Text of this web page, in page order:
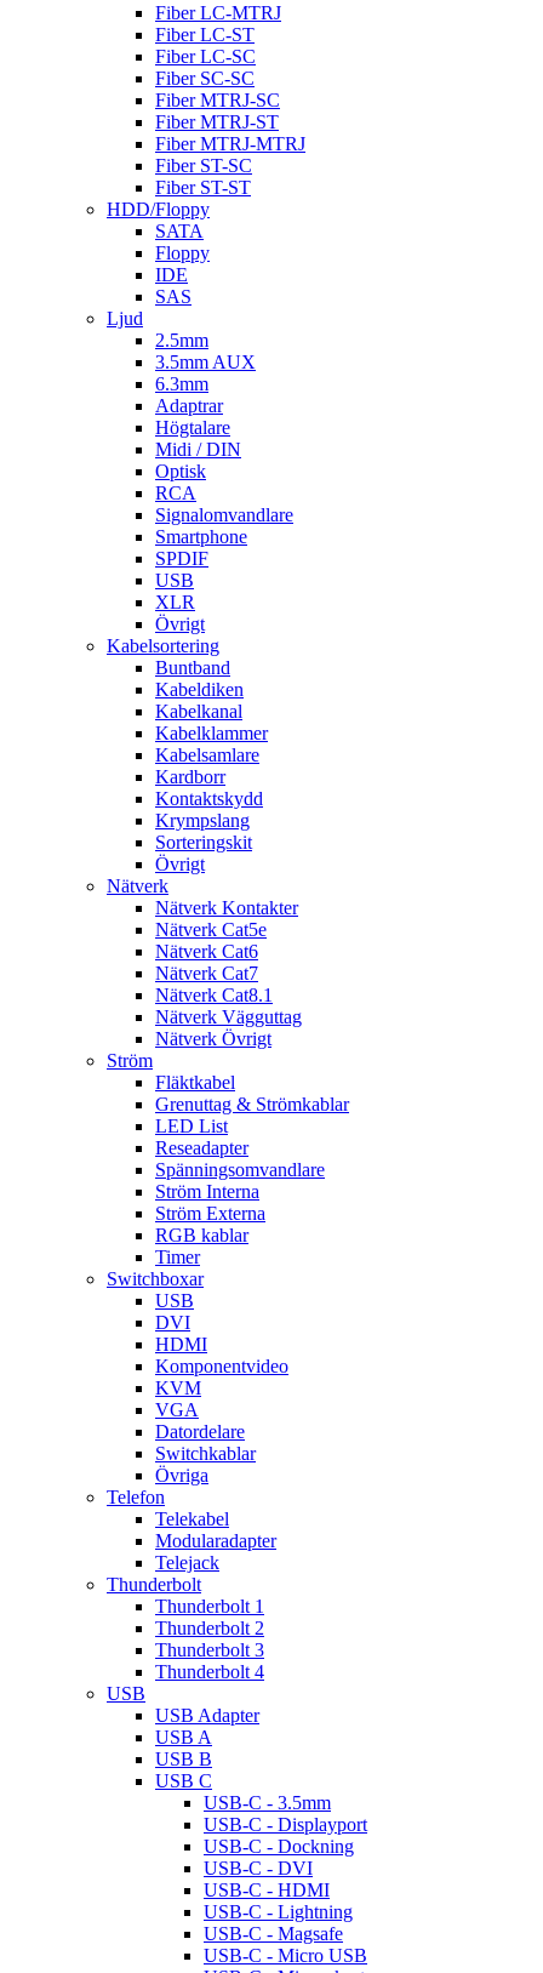
Fiber LC-MTRJ
Fiber LC-ST
Fiber LC-SC
Fiber SC-SC
Fiber MTRJ-SC
Fiber MTRJ-ST
Fiber MTRJ-MTRJ
Fiber ST-SC
Fiber ST-ST
HDD/Floppy
SATA
Floppy
IDE
SAS
Ljud
2.5mm
3.5mm AUX
6.3mm
Adaptrar
Högtalare
Midi / DIN
Optisk
RCA
Signalomvandlare
Smartphone
SPDIF
USB
XLR
Övrigt
Kabelsortering
Buntband
Kabeldiken
Kabelkanal
Kabelklammer
Kabelsamlare
Kardborr
Kontaktskydd
Krympslang
Sorteringskit
Övrigt
Nätverk
Nätverk Kontakter
Nätverk Cat5e
Nätverk Cat6
Nätverk Cat7
Nätverk Cat8.1
Nätverk Vägguttag
Nätverk Övrigt
Ström
Fläktkabel
Grenuttag & Strömkablar
LED List
Reseadapter
Spänningsomvandlare
Ström Interna
Ström Externa
RGB kablar
Timer
Switchboxar
USB
DVI
HDMI
Komponentvideo
KVM
VGA
Datordelare
Switchkablar
Övriga
Telefon
Telekabel
Modularadapter
Telejack
Thunderbolt
Thunderbolt 1
Thunderbolt 2
Thunderbolt 3
Thunderbolt 4
USB
USB Adapter
USB A
USB B
USB C
USB-C - 3.5mm
USB-C - Displayport
USB-C - Dockning
USB-C - DVI
USB-C - HDMI
USB-C - Lightning
USB-C - Magsafe
USB-C - Micro USB